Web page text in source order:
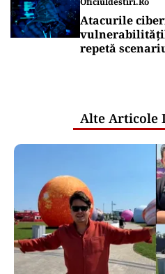
Atacurile
repetă
Alte Articole